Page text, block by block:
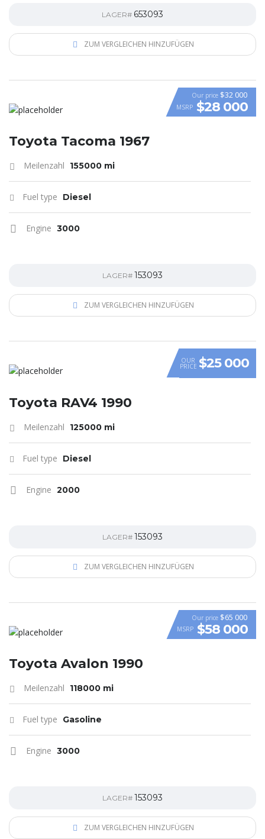
LAGER# 653093
ZUM VERGLEICHEN HINZUFÜGEN
Our price $32 000
MSRP $28 000
Toyota Tacoma 1967
Meilenzahl 155000 mi
Fuel type Diesel
Engine 3000
LAGER# 153093
ZUM VERGLEICHEN HINZUFÜGEN
OUR
PRICE $25 000
Toyota RAV4 1990
Meilenzahl 125000 mi
Fuel type Diesel
Engine 2000
LAGER# 153093
ZUM VERGLEICHEN HINZUFÜGEN
VIDEO
Our price $65 000
MSRP $58 000
Toyota Avalon 1990
Meilenzahl 118000 mi
Fuel type Gasoline
Engine 3000
LAGER# 153093
ZUM VERGLEICHEN HINZUFÜGEN